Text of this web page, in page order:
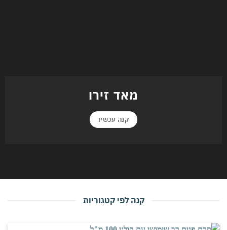
מאד זירו
קנה עכשיו
קנה לפי קטגוריות